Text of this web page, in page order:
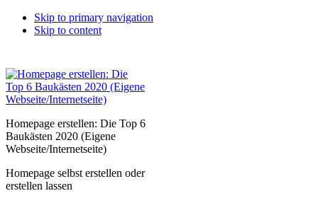
Skip to primary navigation
Skip to content
Homepage erstellen: Die Top 6
Baukästen 2020 (Eigene
Webseite/Internetseite)
Homepage selbst erstellen oder
erstellen lassen